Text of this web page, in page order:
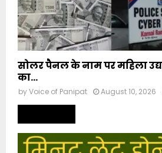
सोलर पैनल के नाम पर महिला
का...
byVoice of Panipat August 10, 2026